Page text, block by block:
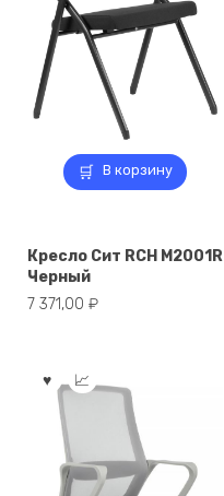
В корзину
Кресло Сит RCH M2001R
Черный
7 371,00 ₽